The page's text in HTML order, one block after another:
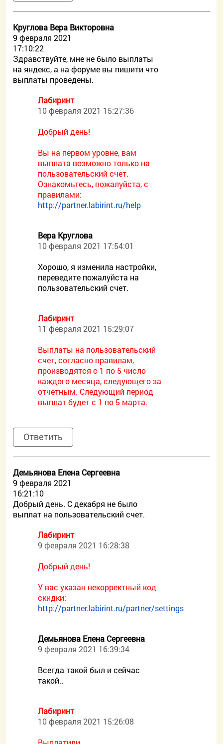
Круглова Вера Викторовна
9 февраля 2021
17:10:22
Здравствуйте, мне не было выплаты
на яндекс, а на форуме вы пишити что
выплаты проведены.
Лабиринт
10 февраля 2021 15:27:36
Добрый день!
Вы на первом уровне, вам
выплата возможно только на
пользовательский счет.
Ознакомьтесь, пожалуйста, с
правилами:
http://partner.labirint.ru/help
Вера Круглова
10 февраля 2021 17:54:01
Хорошо, я изменила настройки,
переведите пожалуйста на
пользовательский счет.
Лабиринт
11 февраля 2021 15:29:07
Выплаты на пользовательский
счет, согласно правилам,
производятся с 1 по 5 число
каждого месяца, следующего за
отчетным. Следующий период
выплат будет с 1 по 5 марта.
Ответить
Демьянова Елена Сергеевна
9 февраля 2021
16:21:10
Добрый день. С декабря не было
выплат на пользовательский счет.
Лабиринт
9 февраля 2021 16:28:38
Добрый день!
У вас указан некорректный код
скидки:
http://partner.labirint.ru/partner/settings
Демьянова Елена Сергеевна
9 февраля 2021 16:39:34
Всегда такой был и сейчас
такой..
Лабиринт
10 февраля 2021 15:26:08